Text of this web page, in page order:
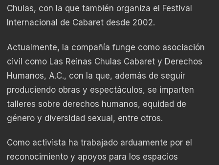
Chulas, con la que también organiza el Festival
Internacional de Cabaret desde 2002.
Actualmente, la compañía funge como asociación
civil como Las Reinas Chulas Cabaret y Derechos
Humanos, A.C., con la que, además de seguir
produciendo obras y espectáculos, se imparten
talleres sobre derechos humanos, equidad de
género y diversidad sexual, entre otros.
Como activista ha trabajado arduamente por el
reconocimiento y apoyos para los espacios